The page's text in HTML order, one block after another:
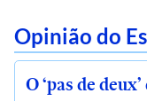
Opinião do
O ‘pas de